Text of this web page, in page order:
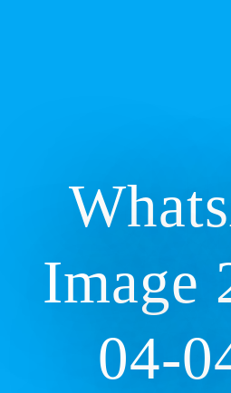
Image
04-